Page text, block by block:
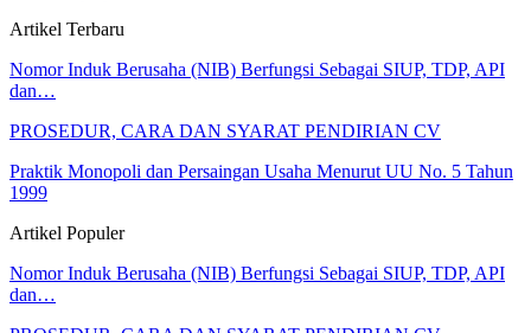
Artikel Terbaru
Nomor Induk Berusaha (NIB) Berfungsi Sebagai SIUP, TDP, API
dan…
PROSEDUR, CARA DAN SYARAT PENDIRIAN CV
Praktik Monopoli dan Persaingan Usaha Menurut UU No. 5 Tahun
1999
Artikel Populer
Nomor Induk Berusaha (NIB) Berfungsi Sebagai SIUP, TDP, API
dan…